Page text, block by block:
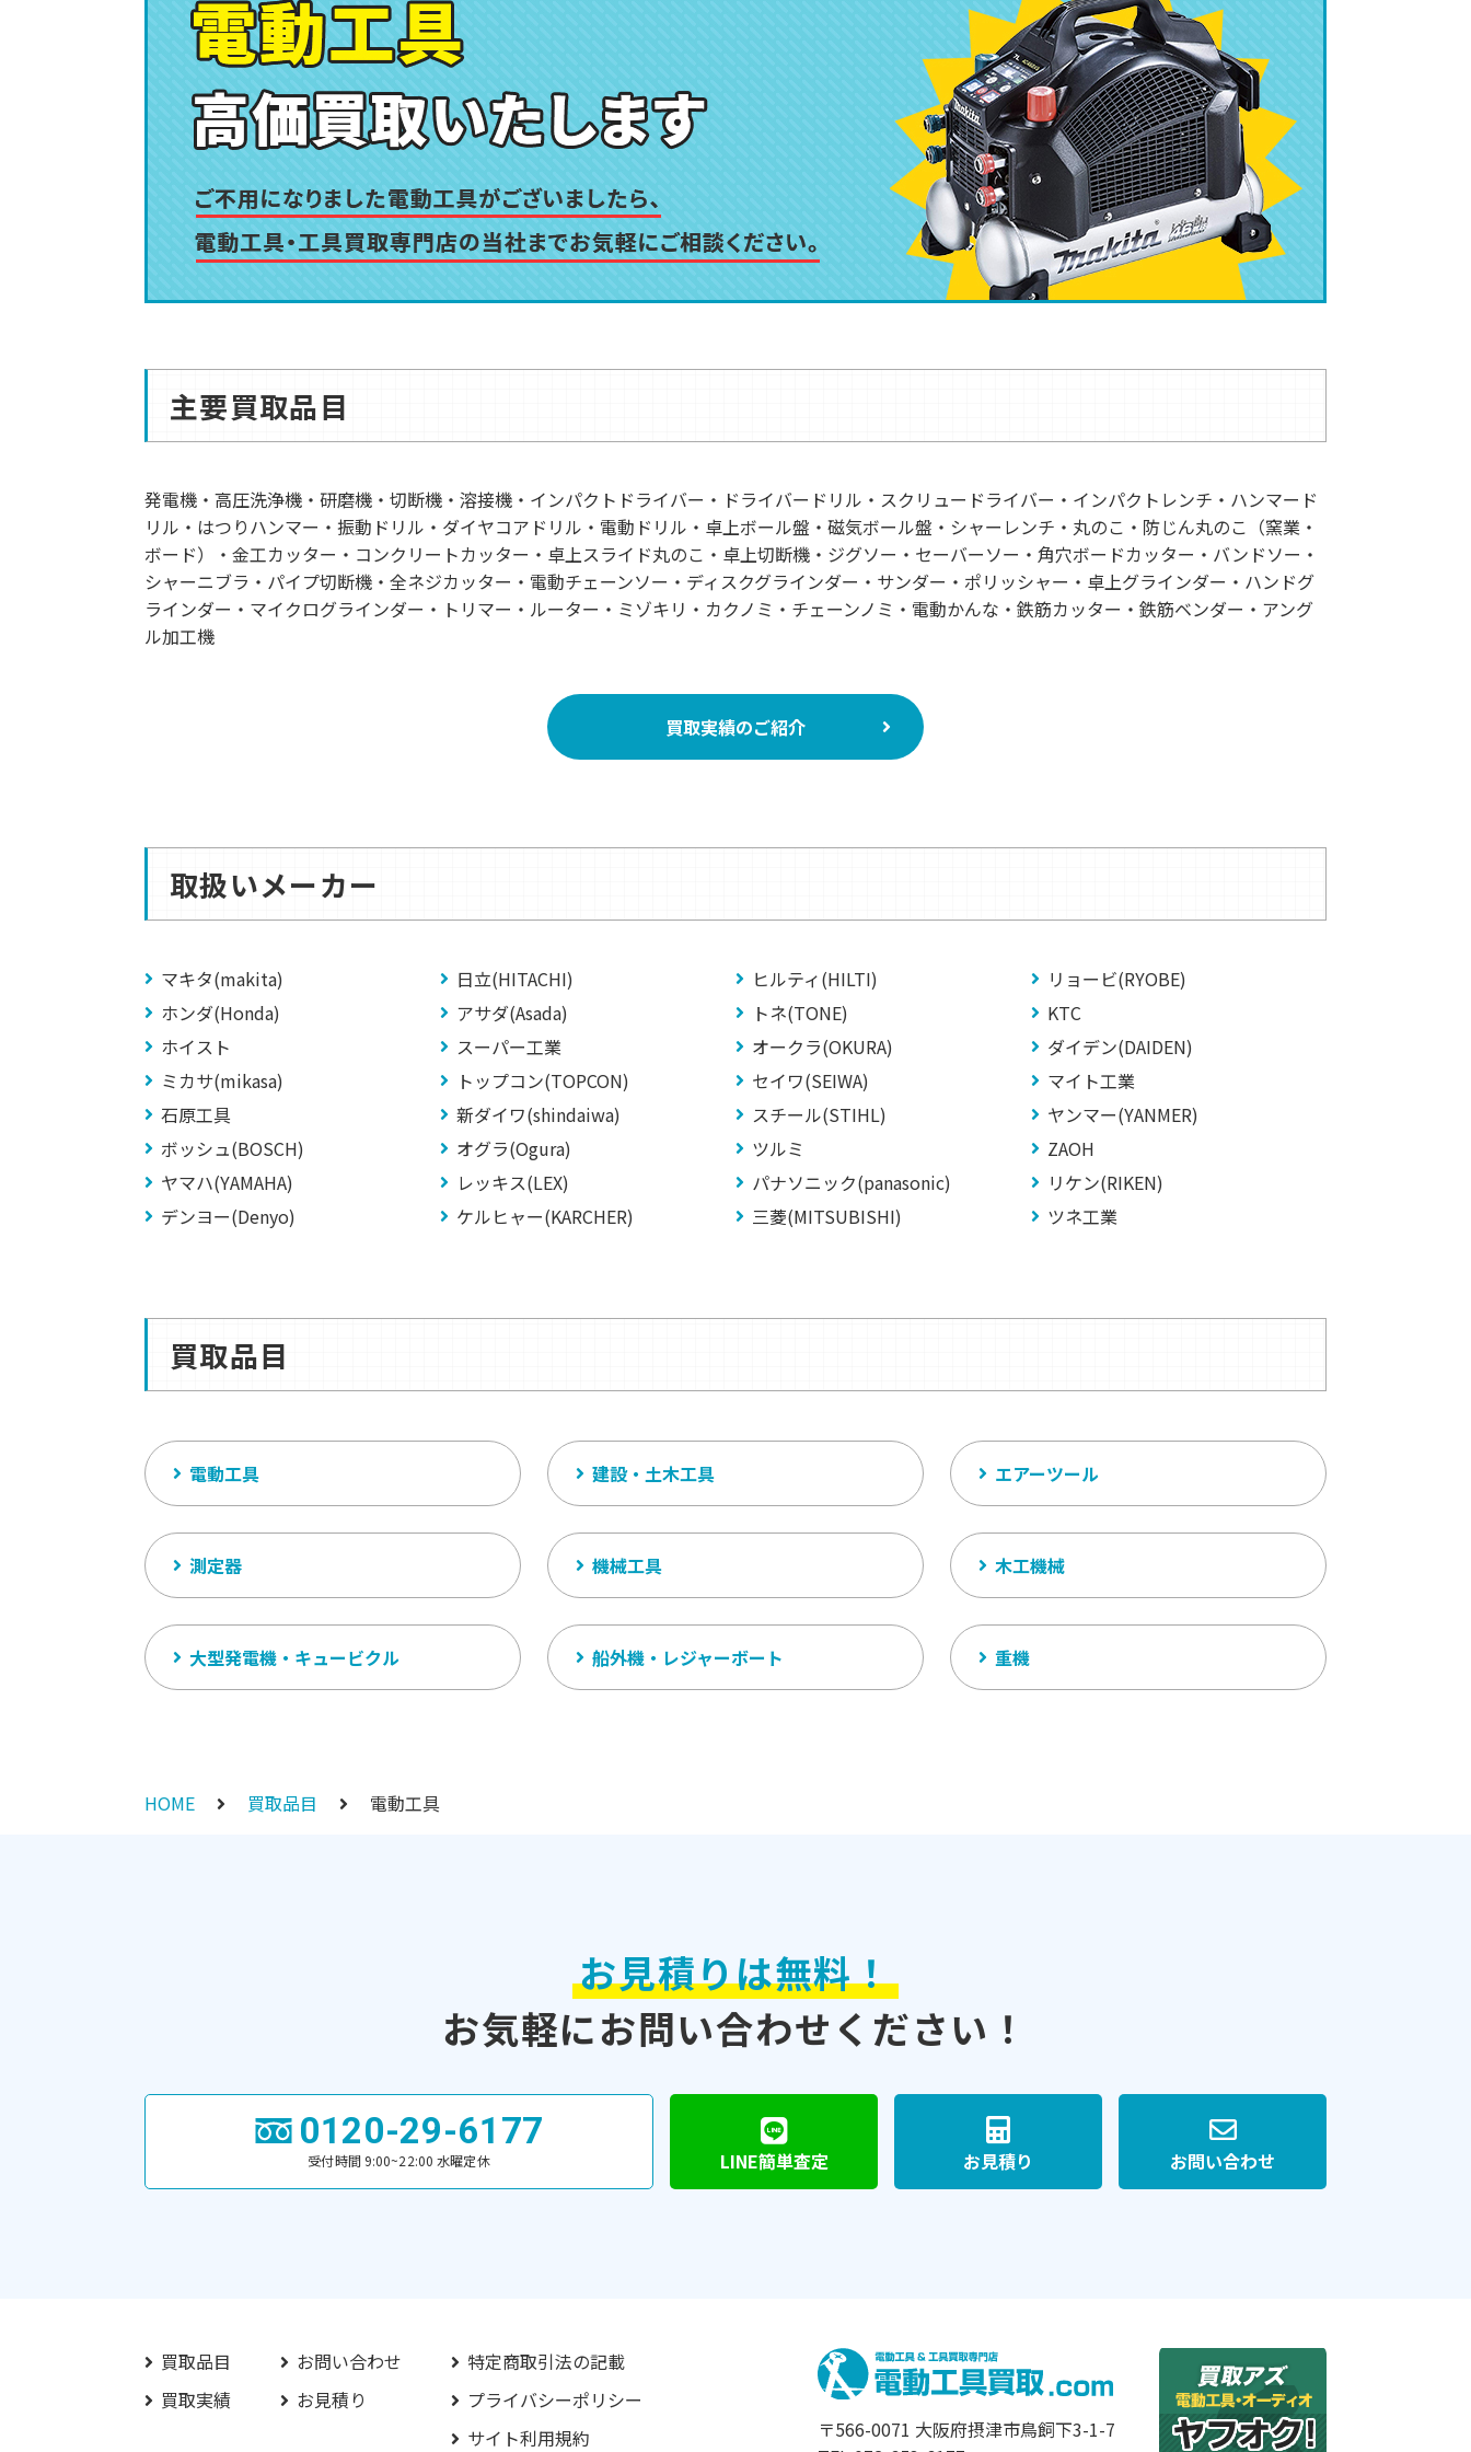
主要買取品目
発電機・高圧洗浄機・研磨機・切断機・溶接機・インパクトドライバー・ドライバードリル・スクリュードライバー・インパクトレンチ・ハンマード
リル・はつりハンマー・振動ドリル・ダイヤコアドリル・電動ドリル・卓上ボール盤・磁気ボール盤・シャーレンチ・丸のこ・防じん丸のこ（窯業・
ボード）・金工カッター・コンクリートカッター・卓上スライド丸のこ・卓上切断機・ジグソー・セーバーソー・角穴ボードカッター・バンドソー・
シャーニブラ・パイプ切断機・全ネジカッター・電動チェーンソー・ディスクグラインダー・サンダー・ポリッシャー・卓上グラインダー・ハンドグ
ラインダー・マイクログラインダー・トリマー・ルーター・ミゾキリ・カクノミ・チェーンノミ・電動かんな・鉄筋カッター・鉄筋ベンダー・アング
ル加工機
買取実績のご紹介
取扱いメーカー
マキタ(makita) 日立(HITACHI) ヒルティ(HILTI)
リョービ(RYOBE)
ホンダ(Honda)
アサダ(Asada) トネ(TONE)
KTC
ホイスト
スーパー工業 オークラ(OKURA)
ダイデン(DAIDEN)
ミカサ(mikasa)
トップコン(TOPCON) セイワ(SEIWA)
マイト工業
石原工具
新ダイワ(shindaiwa) スチール(STIHL)
ヤンマー(YANMER)
ボッシュ(BOSCH)
オグラ(Ogura) ツルミ
ZAOH
ヤマハ(YAMAHA)
レッキス(LEX) パナソニック(panasonic)
リケン(RIKEN)
デンヨー(Denyo)
ケルヒャー(KARCHER) 三菱(MITSUBISHI) ツネ工業
買取品目
電動工具 建設・土木工具 エアーツール
測定器 機械工具 木工機械
大型発電機・キュービクル 船外機・レジャーボート 重機
HOME 買取品目 電動工具
お見積りは無料！
お気軽にお問い合わせください！
0120-29-6177
受付時間 9:00~22:00 水曜定休 LINE簡単査定 お見積り お問い合わせ
買取品目
買取実績
お問い合わせ
お見積り
特定商取引法の記載
プライバシーポリシー
サイト利用規約
〒566-0071 大阪府摂津市鳥飼下3-1-7